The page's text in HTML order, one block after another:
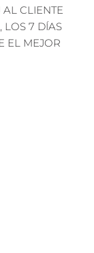
CLIENTE
LOS 7 DÍAS
EL MEJOR